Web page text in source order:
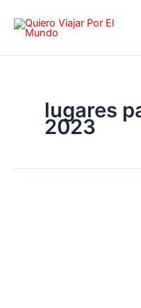
lugares
2023